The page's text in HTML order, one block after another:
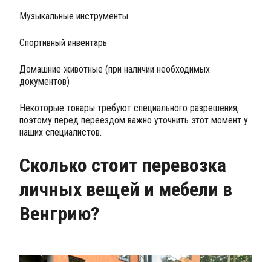
Музыкальные инструменты
Спортивный инвентарь
Домашние животные (при наличии необходимых
документов)
Некоторые товары требуют специального разрешения,
поэтому перед переездом важно уточнить этот момент у
наших специалистов.
Сколько стоит перевозка
личных вещей и мебели в
Венгрию?